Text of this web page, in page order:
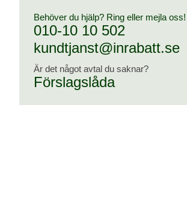
Behöver du hjälp? Ring eller mejla oss!
010-10 10 502
kundtjanst@inrabatt.se
Är det något avtal du saknar?
Förslagslåda